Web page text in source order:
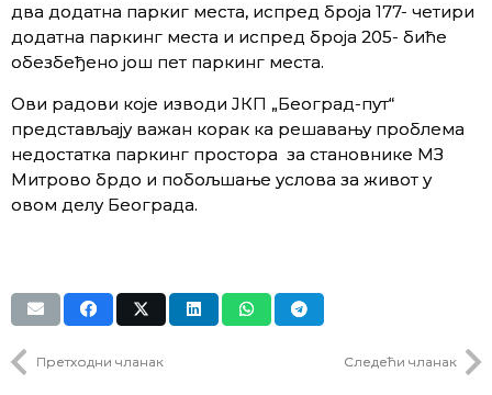
два додaтна паркиг места, испред броја 177- четири
додатна паркинг места и испред броја 205- биће
обезбеђено још пет паркинг места.
Ови радови које изводи ЈКП „Бeоград-пут“
представљају важан корак ка решавању проблема
недостатка паркинг простора за становнике МЗ
Митрово брдо и побољшање услова за живот у
овом делу Београда.
Претходни чланак Следећи чланак